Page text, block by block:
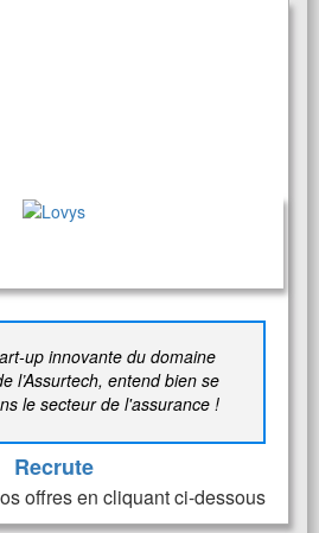
up innovante du domaine
l’Assurtech, entend bien se
le secteur de l'assurance !
Recrute
offres en cliquant ci-dessous